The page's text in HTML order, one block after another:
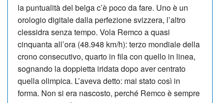
la puntualità del belga c’è poco da fare. Uno è un
orologio digitale dalla perfezione svizzera, l’altro
clessidra senza tempo. Vola Remco a quasi
cinquanta all’ora (48.948 km/h): terzo mondiale della
crono consecutivo, quarto in fila con quello in linea,
sognando la doppietta iridata dopo aver centrato
quella olimpica. L’aveva detto: mai stato così in
forma. Non si era nascosto, perché Remco è sempre